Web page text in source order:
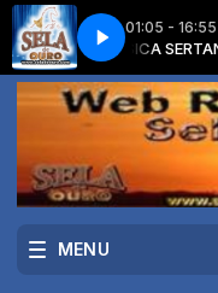
01:05 - 16:55
DA MUSICA
DE VERDADE
MENU